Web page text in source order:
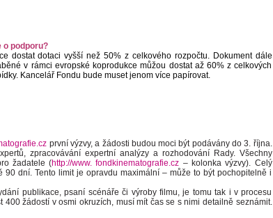
o podporu?
dostat dotaci vyšší než 50% z celkového rozpočtu. Dokument dále
v rámci evropské koprodukce můžou dostat až 60% z celkových
Kancelář Fondu bude muset jenom více papírovat.
první výzvy, a žádosti budou moci být podávány do 3. října.
zpracovávání expertní analýzy a rozhodování Rady. Všechny
žadatele (http://www. fondkinematografie.cz – kolonka výzvy). Celý
dní. Tento limit je opravdu maximální – může to být pochopitelně i
publikace, psaní scénáře či výroby filmu, je tomu tak i v procesu
žádostí v osmi okruzích, musí mít čas se s nimi detailně seznámit.